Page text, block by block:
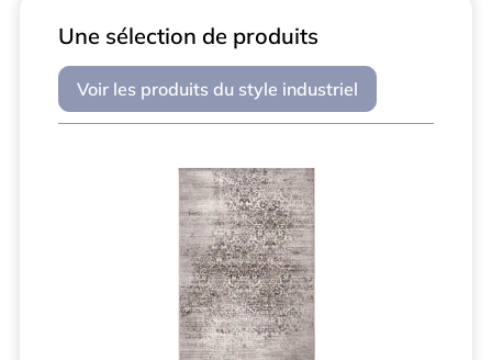
Une sélection de produits
Voir les produits du style industriel